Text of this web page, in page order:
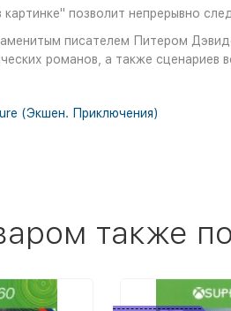
картинке" позволит непрерывно
писателем Питером
романов, а также сценариев
(Экшен. Приключения)
также